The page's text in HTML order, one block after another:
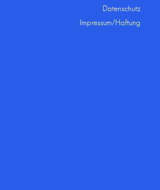
Datenschutz
Impressum/Haftung